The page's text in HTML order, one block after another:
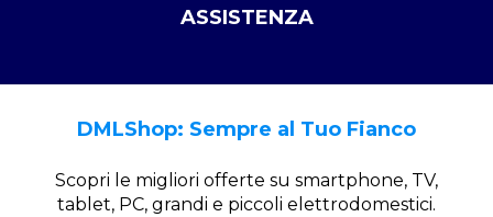
ASSISTENZA
DMLShop: Sempre al Tuo Fianco
Scopri le migliori offerte su smartphone, TV,
tablet, PC, grandi e piccoli elettrodomestici.